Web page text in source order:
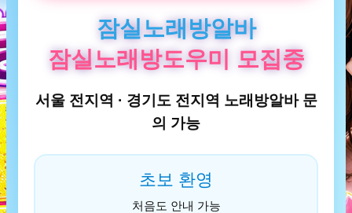
잠실노래방알바
잠실노래방도우미 모집중
서울 전지역 · 경기도 전지역 노래방알바 문
의 가능
초보 환영
처음도 안내 가능